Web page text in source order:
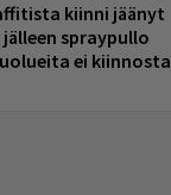
kiinni jäänyt
spraypullo
ei kiinnosta